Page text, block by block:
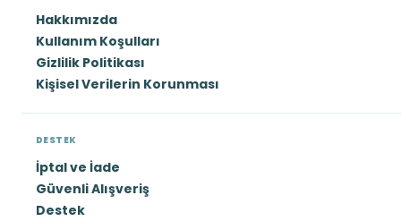
Hakkımızda
Kullanım Koşulları
Gizlilik Politikası
Kişisel Verilerin Korunması
DESTEK
İptal ve İade
Güvenli Alışveriş
Destek